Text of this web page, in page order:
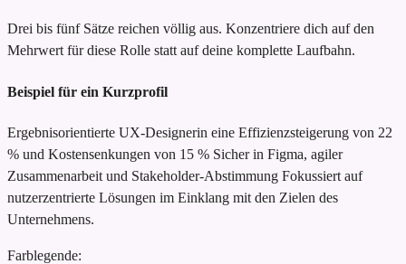
Drei bis fünf Sätze reichen völlig aus. Konzentriere dich auf den
Mehrwert für diese Rolle statt auf deine komplette Laufbahn.
Beispiel für ein Kurzprofil
Ergebnisorientierte UX-Designerin eine Effizienzsteigerung von 22
% und Kostensenkungen von 15 % Sicher in Figma, agiler
Zusammenarbeit und Stakeholder-Abstimmung Fokussiert auf
nutzerzentrierte Lösungen im Einklang mit den Zielen des
Unternehmens.
Farblegende: